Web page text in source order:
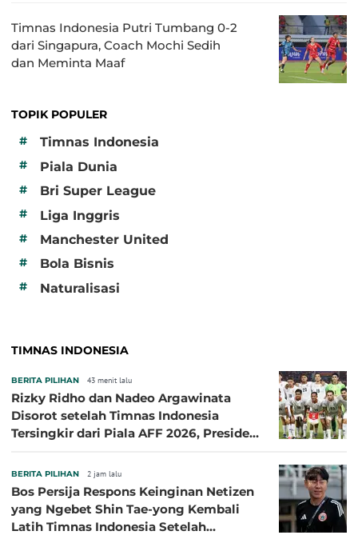
Timnas Indonesia Putri Tumbang 0-2
dari Singapura, Coach Mochi Sedih
dan Meminta Maaf
TOPIK POPULER
#
Timnas Indonesia
# Piala Dunia
# Bri Super League
# Liga Inggris
# Manchester United
# Bola Bisnis
# Naturalisasi
TIMNAS INDONESIA
BERITA PILIHAN 43 menit lalu
Rizky Ridho dan Nadeo Argawinata
Disorot setelah Timnas Indonesia
Tersingkir dari Piala AFF 2026, Presiden
BERITA PILIHAN 2 jam lalu
Bos Persija Respons Keinginan Netizen
yang Ngebet Shin Tae-yong Kembali
Latih Timnas Indonesia Setelah